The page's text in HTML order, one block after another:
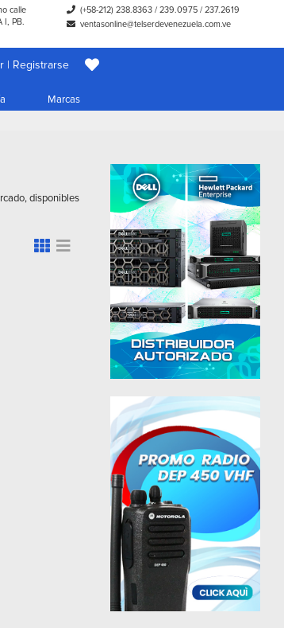
calle
I, PB.
(+58-212) 238.8363 /239.0975 /237.2619
ventasonline@telserdevenezuela.com.ve
| Registrarse
Marcas
disponibles